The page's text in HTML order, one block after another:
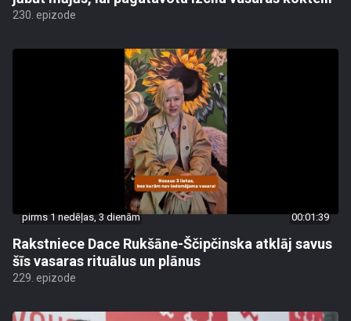
230. epizode
pirms 1 nedēļas, 3 dienām 00:01:39
Rakstniece Dace Rukšāne-Ščipčinska atklāj savus
šīs vasaras rituālus un plānus
229. epizode